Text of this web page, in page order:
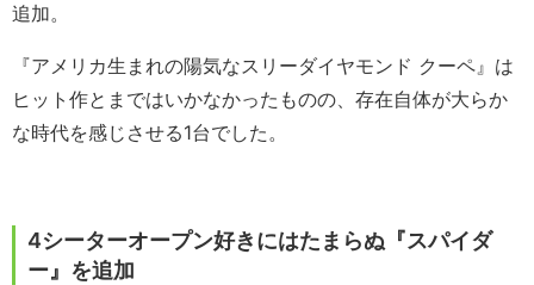
追加。
『アメリカ生まれの陽気なスリーダイヤモンド クーペ』は
ヒット作とまではいかなかったものの、存在自体が大らか
な時代を感じさせる1台でした。
4シーターオープン好きにはたまらぬ『スパイダ
ー』を追加